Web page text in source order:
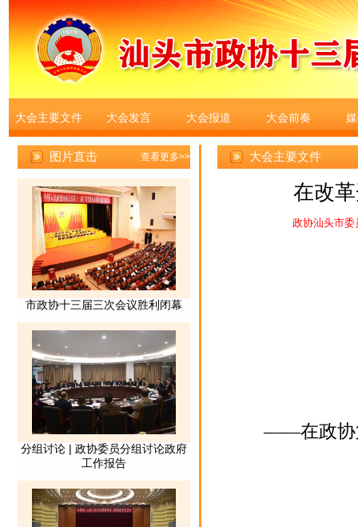
大会主要文件 大会发言 大会报道 大会前奏
大会主要文件
在改
政协汕头市委
——在政